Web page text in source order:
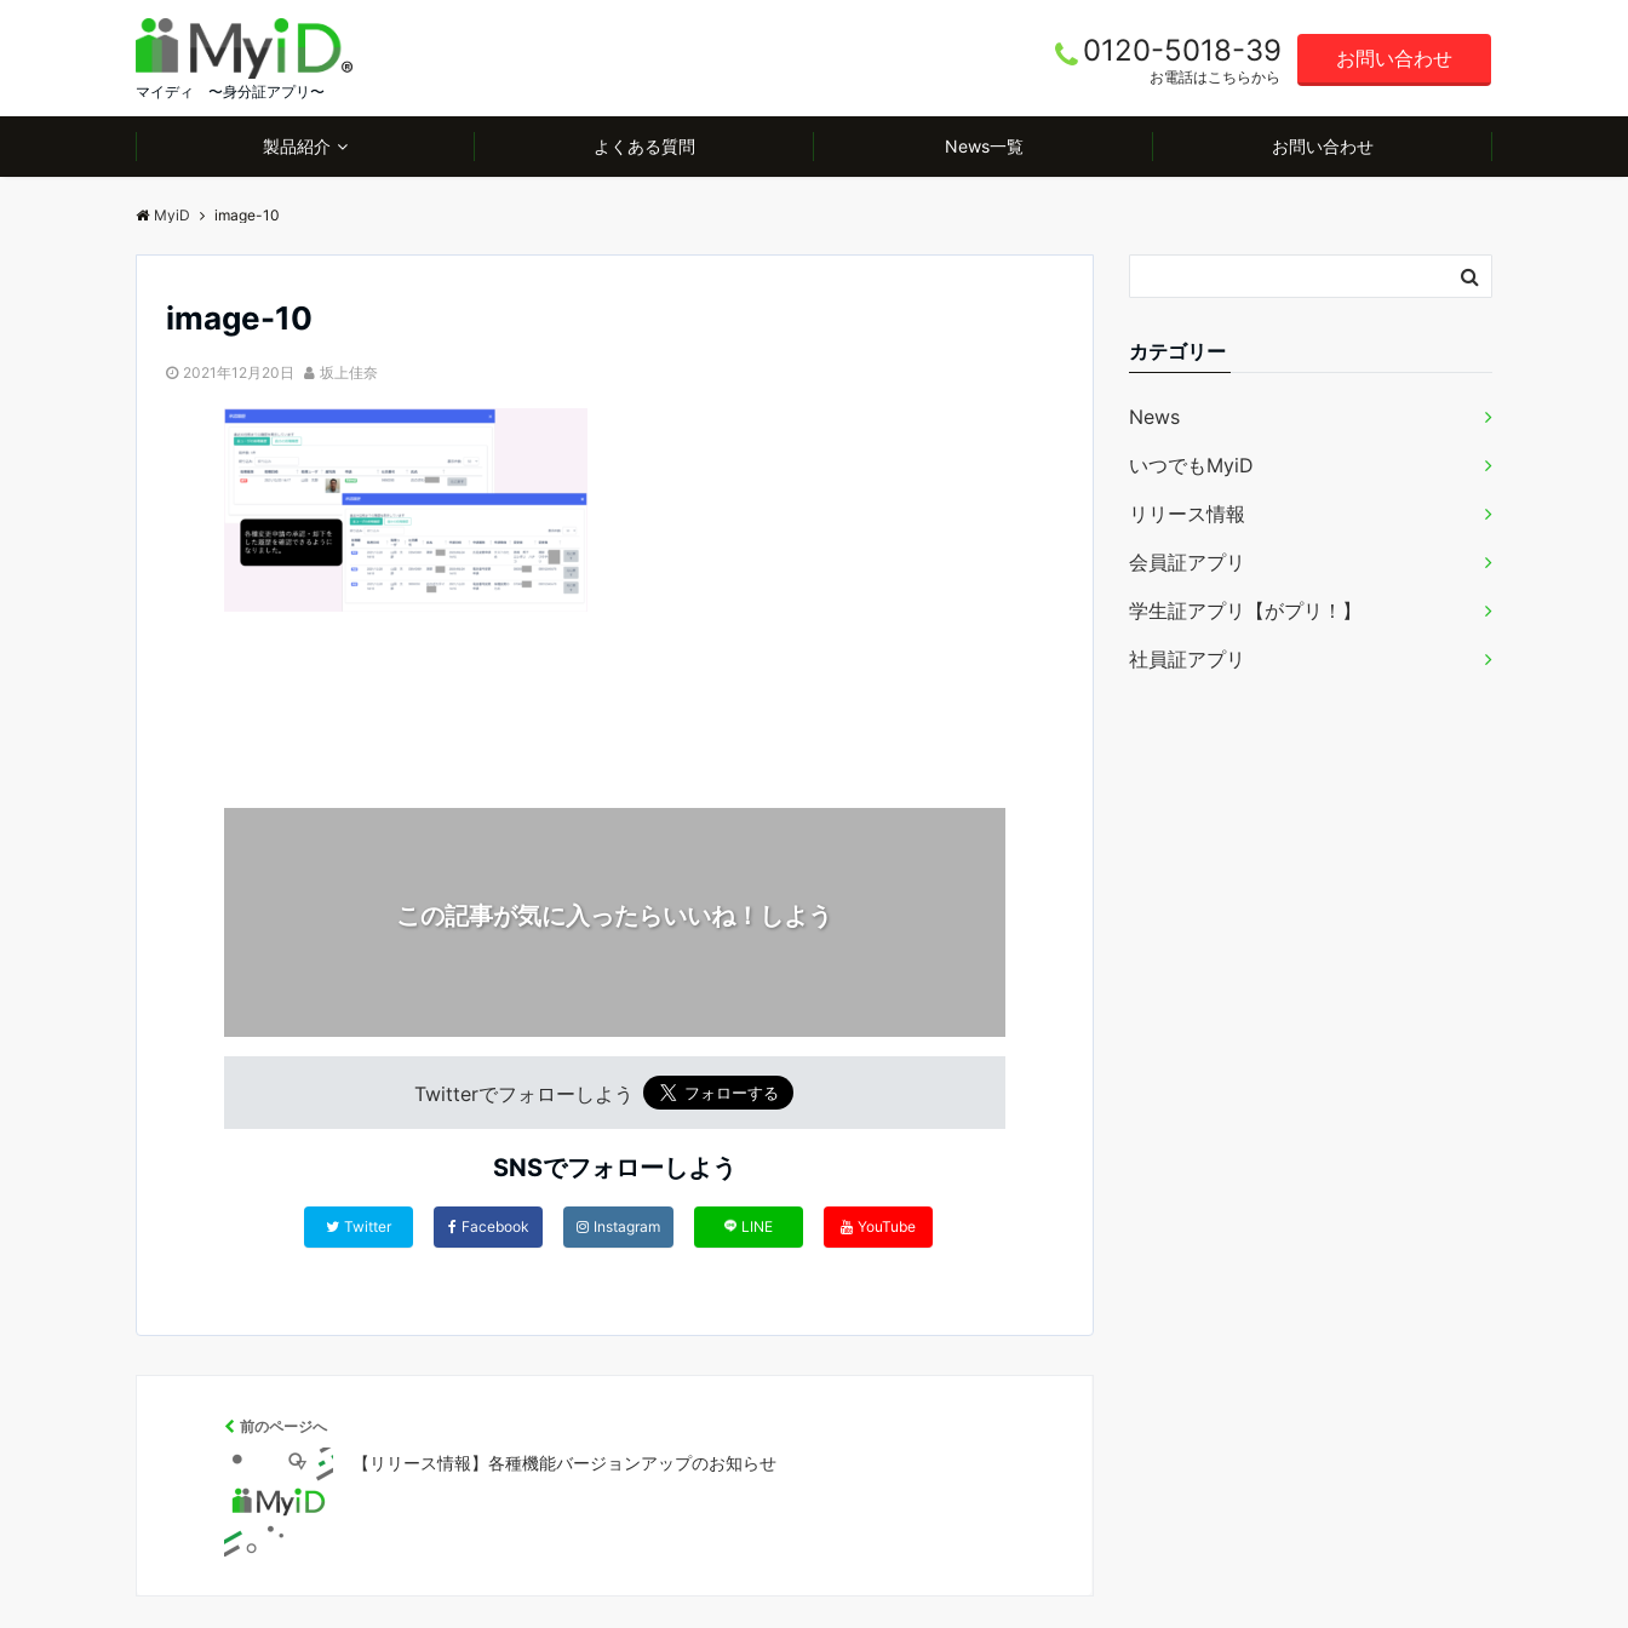
マイディ 〜身分証アプリ〜
0120-5018-39
お電話はこちらから
お問い合わせ
製品紹介 よくある質問 News一覧 お問い合わせ
MyiD image-10
image-10
2021年12月20日 坂上佳奈
この記事が気に入ったらいいね！しよう
Twitterでフォローしよう
SNSでフォローしよう
Twitter Facebook Instagram LINE YouTube
前のページへ
【リリース情報】各種機能バージョンアップのお知らせ
カテゴリー
News
いつでもMyiD
リリース情報
会員証アプリ
学生証アプリ【がプリ！】
社員証アプリ